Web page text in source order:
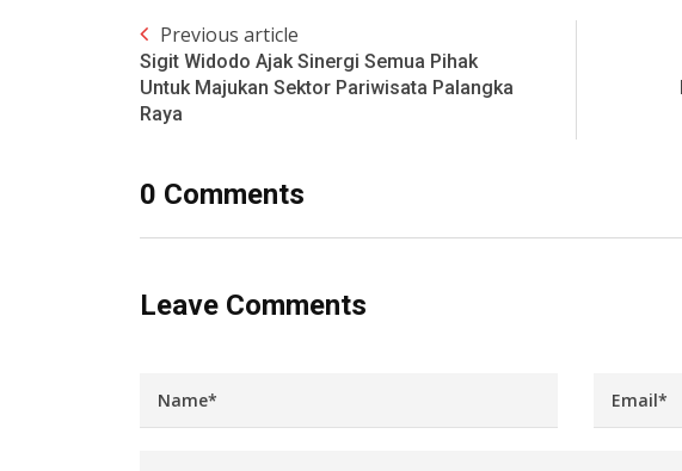
Previous article
Sigit Widodo Ajak Sinergi Semua Pihak
Untuk Majukan Sektor Pariwisata Palangka
Raya
0 Comments
Leave Comments